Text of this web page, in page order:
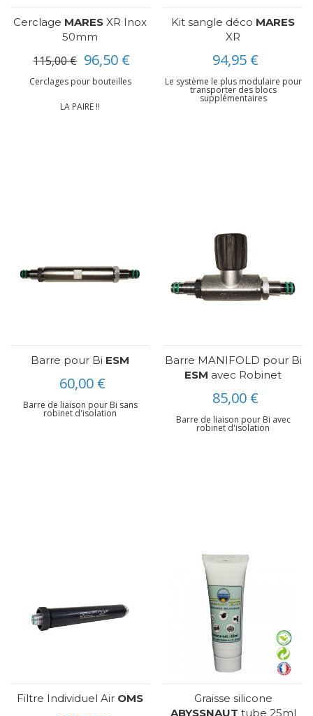
Cerclage MARES XR Inox
50mm
115,00 € 96,50 €
Cerclages pour bouteilles
LA PAIRE !!
Kit sangle déco MARES
XR
94,95 €
Le système le plus modulaire pour
transporter des blocs
supplémentaires
Barre pour Bi ESM
60,00 €
Barre de liaison pour Bi sans
robinet d'isolation
Barre MANIFOLD pour Bi
ESM avec Robinet
85,00 €
Barre de liaison pour Bi avec
robinet d'isolation
Filtre Individuel Air OMS
Graisse silicone
ABYSSNAUT tube 25ml